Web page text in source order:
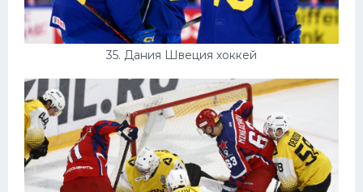
35. Дания Швеция хоккей